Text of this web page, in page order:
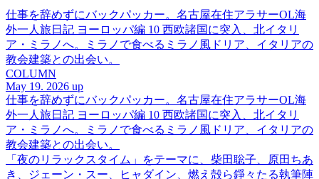
仕事を辞めずにバックパッカー。名古屋在住アラサーOL海
外一人旅日記 ヨーロッパ編 10 西欧諸国に突入、北イタリ
ア・ミラノへ。ミラノで食べるミラノ風ドリア、イタリアの
教会建築との出会い。
COLUMN
May 19. 2026 up
仕事を辞めずにバックパッカー。名古屋在住アラサーOL海
外一人旅日記 ヨーロッパ編 10 西欧諸国に突入、北イタリ
ア・ミラノへ。ミラノで食べるミラノ風ドリア、イタリアの
教会建築との出会い。
「夜のリラックスタイム」をテーマに、柴田聡子、原田ちあ
き、ジェーン・スー、ヒャダイン、燃え殻ら錚々たる執筆陣